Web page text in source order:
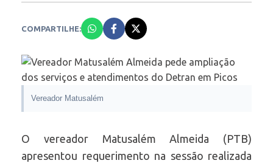
COMPARTILHE:
Vereador Matusalém
O vereador Matusalém Almeida (PTB)
apresentou requerimento na sessão realizada